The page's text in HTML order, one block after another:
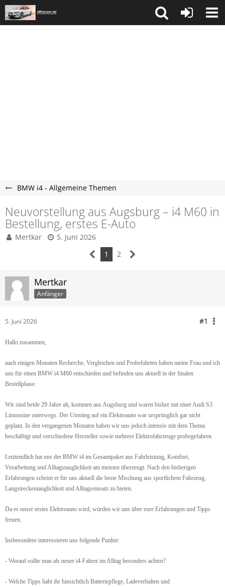
BMW i4 - Allgemeine Themen
Neuvorstellung aus Augsburg – i4 M60 in
Bestellung, erstes E-Auto
Mertkar
5. Juni 2026
1
2
Mertkar
Anfänger
5. Juni 2026 #1
Hallo zusammen,
nach einigen Monaten Recherche, Vergleichen und Probefahrten haben meine Frau und ich
uns für einen BMW i4 M60 entschieden und befinden uns aktuell in der finalen
Bestellphase.
Wir sind beide 29 Jahre alt, kommen aus Augsburg und waren bisher mit einer Audi S3
Limousine unterwegs. Der Umstieg auf ein Elektroauto war ursprünglich gar nicht
geplant. In den vergangenen Monaten haben wir uns jedoch intensiv mit dem Thema
beschäftigt und verschiedene Hersteller sowie mehrere Elektrofahrzeuge probegefahren.
Letztendlich hat uns der BMW i4 im Gesamtpaket aus Fahrleistung, Komfort,
Verarbeitung und Alltagstauglichkeit am meisten überzeugt. Nach den bisherigen
Erfahrungen scheint er für uns aktuell die beste Mischung aus sportlichem Fahrzeug,
Langstreckentauglichkeit und Alltagseinsatz zu bieten.
Da es unser erstes Elektroauto wird, würden wir uns über eure Erfahrungen und Tipps
freuen.
Insbesondere interessieren uns folgende Punkte:
- Worauf sollte man als neuer i4-Fahrer im Alltag besonders achten?
- Welche Tipps habt ihr hinsichtlich Batteriepflege, Ladeverhalten und